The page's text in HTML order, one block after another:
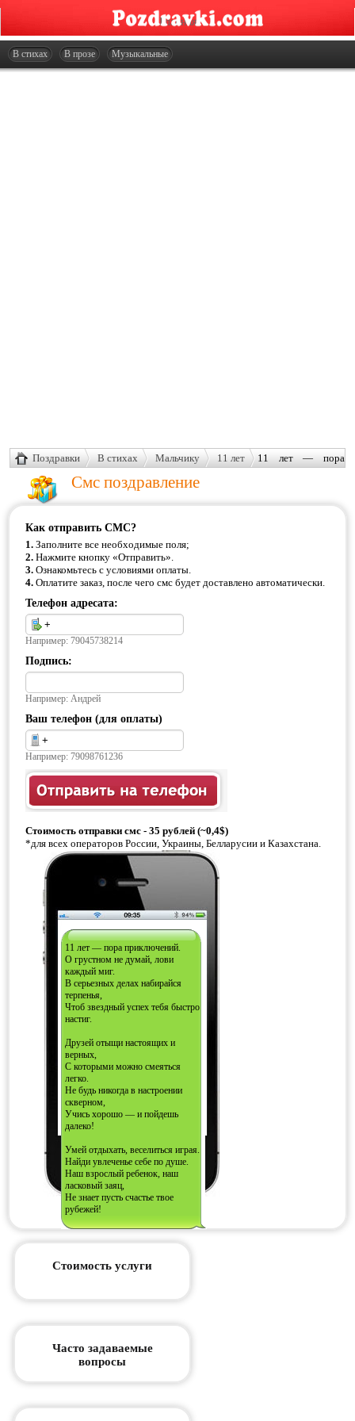
Главная
Открытки
В стихах В прозе Музыкальные
Поздравки В стихах Мальчику 11 лет
11 лет — пора
Смс поздравление
Как отправить СМС?
1. Заполните все необходимые поля;
2. Нажмите кнопку «Отправить».
3. Ознакомьтесь с условиями оплаты.
4. Оплатите заказ, после чего смс будет доставлено автоматически.
Телефон адресата:
Например: 79045738214
Подпись:
Например: Андрей
Ваш телефон (для оплаты)
Например: 79098761236
Стоимость отправки смс - 35 рублей (~0,4$)
*для всех операторов России, Украины, Белларусии и Казахстана.
11 лет — пора приключений.
О грустном не думай, лови
каждый миг.
В серьезных делах набирайся
терпенья,
Чтоб звездный успех тебя быстро
настиг.
Друзей отыщи настоящих и
верных,
С которыми можно смеяться
легко.
Не будь никогда в настроении
скверном,
Учись хорошо — и пойдешь
далеко!
Умей отдыхать, веселиться играя.
Найди увлеченье себе по душе.
Наш взрослый ребенок, наш
ласковый заяц,
Не знает пусть счастье твое
рубежей!
Стоимость услуги
Часто задаваемые
вопросы